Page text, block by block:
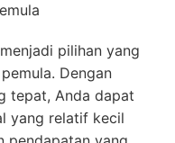
pilihan yang
Dengan
tepat, Anda dapat
yang relatif kecil